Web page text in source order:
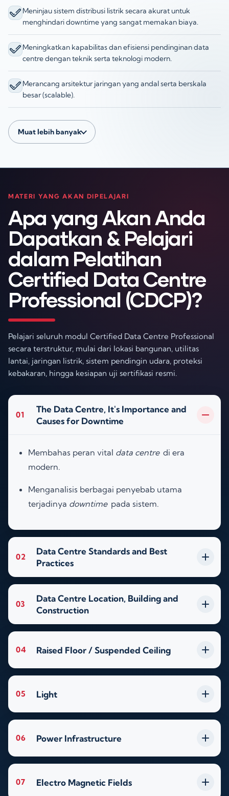
Meninjau sistem distribusi listrik secara akurat untuk
menghindari downtime yang sangat memakan biaya.
Meningkatkan kapabilitas dan efisiensi pendinginan data
centre dengan teknik serta teknologi modern.
Merancang arsitektur jaringan yang andal serta berskala
besar (scalable).
Muat lebih banyak
MATERI YANG AKAN DIPELAJARI
Apa yang Akan Anda
Dapatkan & Pelajari
dalam Pelatihan
Certified Data Centre
Professional (CDCP)?
Pelajari seluruh modul Certified Data Centre Professional
secara terstruktur, mulai dari lokasi bangunan, utilitas
lantai, jaringan listrik, sistem pendingin udara, proteksi
kebakaran, hingga kesiapan uji sertifikasi resmi.
01
The Data Centre, It's Importance and
Causes for Downtime
Membahas peran vital data centre di era
modern.
Menganalisis berbagai penyebab utama
terjadinya downtime pada sistem.
02
Data Centre Standards and Best
Practices
03
Data Centre Location, Building and
Construction
04 Raised Floor / Suspended Ceiling
05 Light
06 Power Infrastructure
07 Electro Magnetic Fields